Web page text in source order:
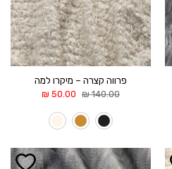
פרווה קצרה – מיקרו למה
140.00
₪ המחיר
היה:
140.00 ₪.
50.00
₪